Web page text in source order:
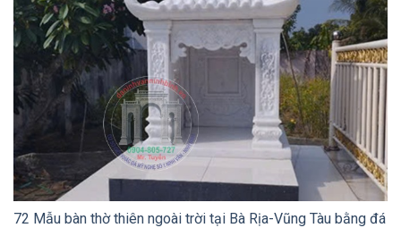
72 Mẫu bàn thờ thiên ngoài trời tại Bà Rịa-Vũng Tàu bằng đá